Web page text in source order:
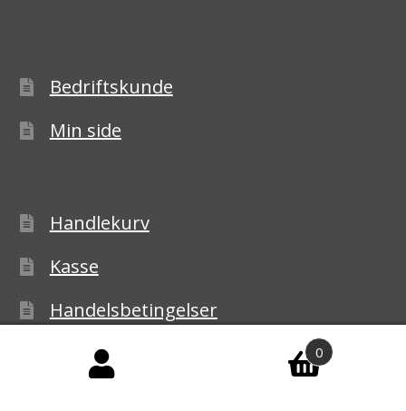
Bedriftskunde
Min side
Handlekurv
Kasse
Handelsbetingelser
Personvernerklæring
0